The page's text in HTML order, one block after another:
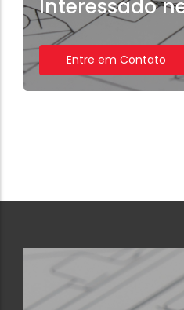
Interessado
Entre em Contato